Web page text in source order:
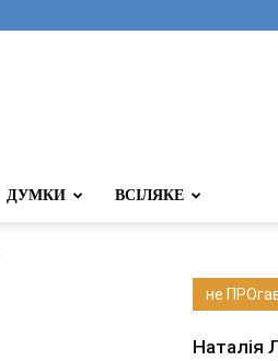
ДУМКИ ВСІЛЯКЕ
не
Наталія